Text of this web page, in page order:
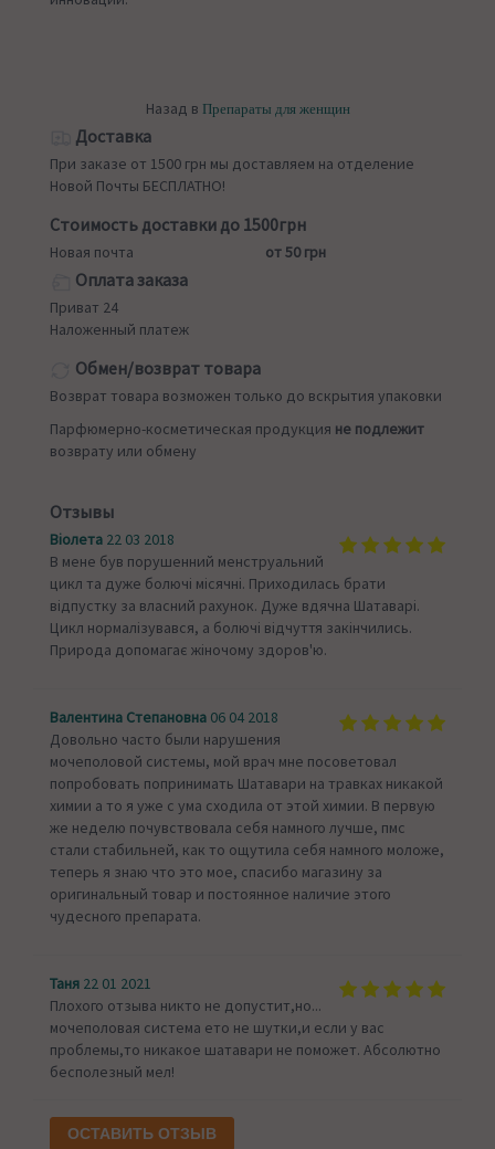
Назад в Препараты для женщин
Доставка
При заказе от 1500 грн мы доставляем на отделение
Новой Почты БЕСПЛАТНО!
Стоимость доставки до 1500грн
Новая почта от 50 грн
Оплата заказа
Приват 24
Наложенный платеж
Обмен/возврат товара
Возврат товара возможен только до вскрытия упаковки
Парфюмерно-косметическая продукция не подлежит
возврату или обмену
Отзывы
Віолета 22 03 2018
В мене був порушенний менструальний
цикл та дуже болючі місячні. Приходилась брати
відпустку за власний рахунок. Дуже вдячна Шатаварі.
Цикл нормалізувався, а болючі відчуття закінчились.
Природа допомагає жіночому здоров'ю.
Валентина Степановна 06 04 2018
Довольно часто были нарушения
мочеполовой системы, мой врач мне посоветовал
попробовать попринимать Шатавари на травках никакой
химии а то я уже с ума сходила от этой химии. В первую
же неделю почувствовала себя намного лучше, пмс
стали стабильней, как то ощутила себя намного моложе,
теперь я знаю что это мое, спасибо магазину за
оригинальный товар и постоянное наличие этого
чудесного препарата.
Таня 22 01 2021
Плохого отзыва никто не допустит,но...
мочеполовая система ето не шутки,и если у вас
проблемы,то никакое шатавари не поможет. Абсолютно
бесполезный мел!
ОСТАВИТЬ ОТЗЫВ